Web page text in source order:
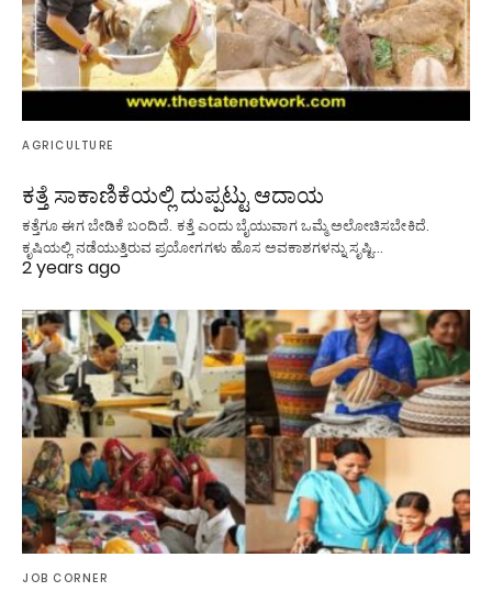
AGRICULTURE
ಕತ್ತೆ ಸಾಕಾಣಿಕೆಯಲ್ಲಿ ದುಪ್ಪಟ್ಟು ಆದಾಯ
ಕತ್ತೆಗೂ ಈಗ ಬೇಡಿಕೆ ಬಂದಿದೆ. ಕತ್ತೆ ಎಂದು ಬೈಯುವಾಗ ಒಮ್ಮೆ ಅಲೋಚಿಸಬೇಕಿದೆ.
ಕೃಷಿಯಲ್ಲಿ ನಡೆಯುತ್ತಿರುವ ಪ್ರಯೋಗಗಳು ಹೊಸ ಅವಕಾಶಗಳನ್ನು ಸೃಷ್ಟಿ…
2 years ago
JOB CORNER